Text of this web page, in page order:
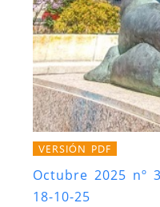
VERSIÓN PDF
Octubre 2025 nº
18-10-25